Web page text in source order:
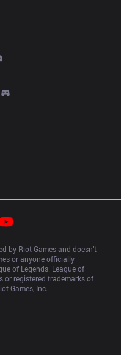
by Riot Games and doesn’t
or anyone officially
of Legends. League of
or registered trademarks of
Games, Inc.